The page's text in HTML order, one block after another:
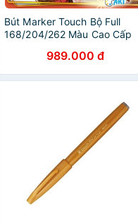
Bút Marker Touch Bộ Full
168/204/262 Màu Cao Cấp
989.000 đ